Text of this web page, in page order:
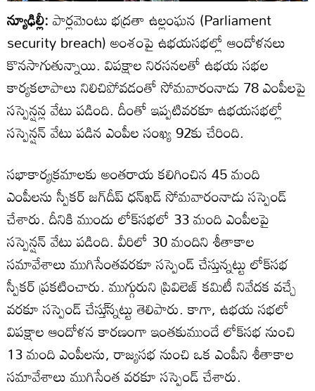
న్యూఢిల్లీ:పార్లమెంటు భద్రతా ఉల్లంఘన (Parliament
security breach) అంశంపై ఉభయసభల్లో ఆందోళనలు
కొనసాగుతున్నాయి. విపక్షాల నిరసనలతో ఉభయ సభల
కార్యకలాపాలు నిలిచిపోవడంతో సోమవారంనాడు 78 ఎంపీలపై
సస్పెన్షన్ల వేటు పడింది. దీంతో ఇప్పటివరకూ ఉభయసభల్లో
సస్పెన్షన్ వేటు పడిన ఎంపీల సంఖ్య 92కు చేరింది.
సభాకార్యక్రమాలకు అంతరాయ కలిగించిన 45 మంది
ఎంపీలను స్పీకర్ జగ్‌దీప్ ధన్‌ఖడ్ సోమవారంనాడు సస్పెండ్
చేశారు. దీనికి ముందు లోక్‌సభలో 33 మంది ఎంపీలపై
సస్పెన్షన్ వేటు పడింది. వీరిలో 30 మందిని శీతాకాల
సమావేశాలు ముగిసేంతవరకూ సస్పెండ్ చేస్తున్నట్టు లోక్‌సభ
స్పీకర్ ప్రకటించారు. ముగ్గురుని ప్రివిలెజ్ కమిటీ నివేదక వచ్చే
వరకూ సస్పెండ్ చేస్తు్న్నట్టు తెలిపారు. కాగా, ఉభయ సభలో
విపక్షాల ఆందోళన కారణంగా ఇంతకుముందే లోక్‌సభ నుంచి
13 మంది ఎంపీలను, రాజ్యసభ నుంచి ఒక ఎంపీని శీతాకాల
సమావేశాలు ముగిసేంత వరకూ సస్పెండ్ చేశారు.